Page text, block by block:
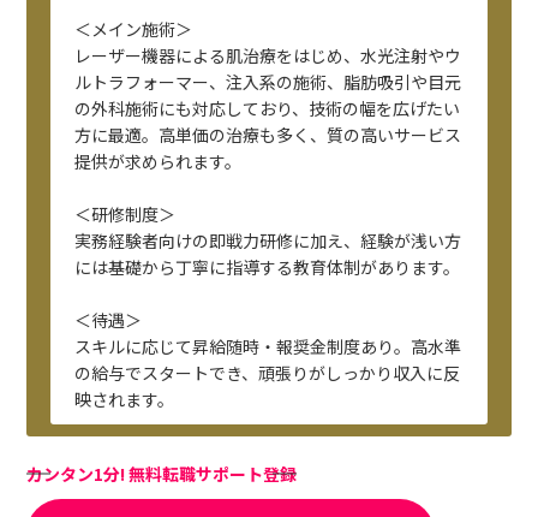
＜メイン施術＞
レーザー機器による肌治療をはじめ、水光注射やウ
ルトラフォーマー、注入系の施術、脂肪吸引や目元
の外科施術にも対応しており、技術の幅を広げたい
方に最適。高単価の治療も多く、質の高いサービス
提供が求められます。
＜研修制度＞
実務経験者向けの即戦力研修に加え、経験が浅い方
には基礎から丁寧に指導する教育体制があります。
＜待遇＞
スキルに応じて昇給随時・報奨金制度あり。高水準
の給与でスタートでき、頑張りがしっかり収入に反
映されます。
カンタン1分! 無料転職サポート登録